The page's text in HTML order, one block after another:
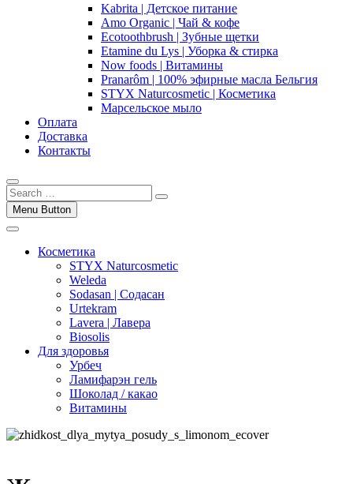
Kabrita | Детское питание
Amo Organic | Чай & кофе
Ecotoothbrush | Зубные щетки
Etamine du Lys | Уборка & стирка
Now foods | Витамины
Pranarôm | 100% эфирные масла Бельгия
STYX Naturcosmetic | Косметика
Марсельское мыло
Оплата
Доставка
Контакты
Menu Button
Косметика
STYX Naturcosmetic
Weleda
Sodasan | Содасан
Urtekram
Lavera | Лавера
Biosolis
Для здоровья
Урбеч
Ламифарэн гель
Шоколад / какао
Витамины